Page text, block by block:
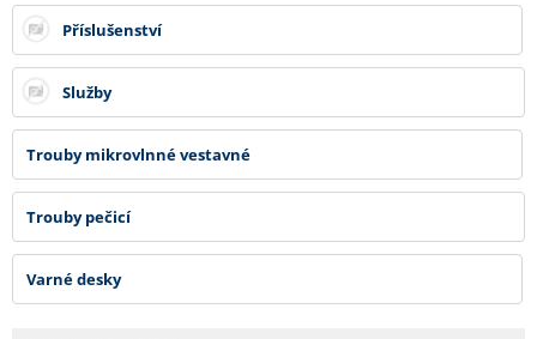
Příslušenství
Služby
Trouby mikrovlnné vestavné
Trouby pečicí
Varné desky